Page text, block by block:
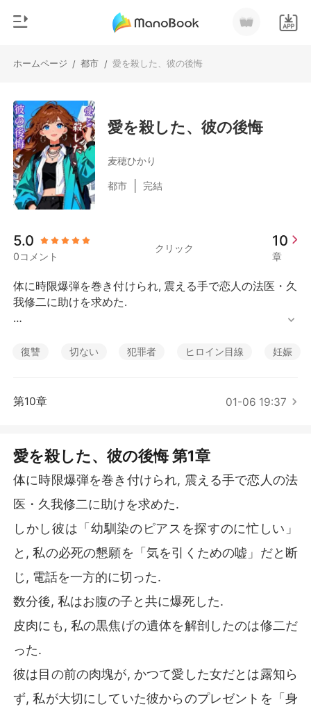
ホームページ / 都市 / 愛を殺した、彼の後悔
チャージ
閲覧履歴
ログアウトします
検索
ジャンル
都市
恋愛
人狼
マフィア
愛を殺した、彼の後悔
麦穂ひかり
都市 完結
5.0
0コメント
クリック 10
章
体に時限爆弾を巻き付けられ, 震える手で恋人の法医・久
我修二に助けを求めた.
必死の懇願を「気を引くための嘘」だと断じ, 電話を一方
数分後, 私はお腹の子と共に爆死した.
彼は目の前の肉塊が, かつて愛した女だとは露知らず, 私
が大切にしていた彼からのプレゼントを「身元不明の安
「妊娠3ヶ月. 母子ともに即死か, 気の毒に」
彼は淡々と死因を告げ, 私の両親からの捜索願いさえも
「ただの家出だ」と鼻で笑い, 幼馴染の元へと急いだ.
彼が真実を知ったのは, 私が死んでから数日後.
誘拐犯が嘲笑いながら告げたのだ.
「お前が解剖したあの焼死体こそが, お前の女と子供だ」
と.
復讐 切ない 犯罪者 ヒロイン目線 妊娠
第10章 01-06 19:37
愛を殺した、彼の後悔 第1章
体に時限爆弾を巻き付けられ, 震える手で恋人の法
医・久我修二に助けを求めた.
しかし彼は「幼馴染のピアスを探すのに忙しい」
と, 私の必死の懇願を「気を引くための嘘」だと断
じ, 電話を一方的に切った.
数分後, 私はお腹の子と共に爆死した.
皮肉にも, 私の黒焦げの遺体を解剖したのは修二だ
った.
彼は目の前の肉塊が, かつて愛した女だとは露知ら
ず, 私が大切にしていた彼からのプレゼントを「身